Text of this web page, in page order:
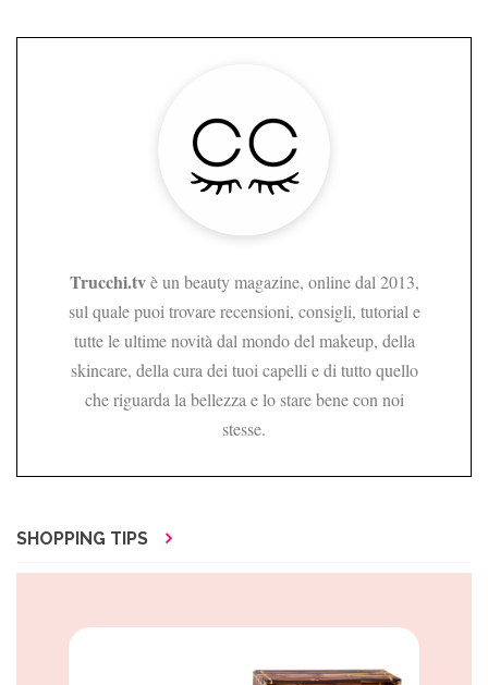
Trucchi.tvè un beauty magazine, online dal 2013,
sul quale puoi trovare recensioni, consigli, tutorial e
tutte le ultime novità dal mondo del makeup, della
skincare, della cura dei tuoi capelli e di tutto quello
che riguarda la bellezza e lo stare bene con noi
stesse.
SHOPPING TIPS